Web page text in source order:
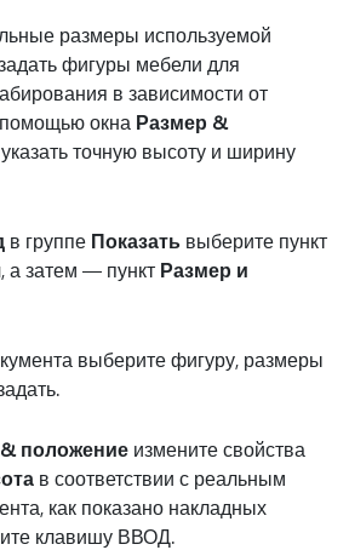
размеры используемой
фигуры мебели для
в зависимости от
окна Размер &
точную высоту и ширину
в группе Показать выберите пункт
, а затем — пункт Размер и
выберите фигуру, размеры
положение измените свойства
в соответствии с реальным
как показано накладных
клавишу ВВОД.